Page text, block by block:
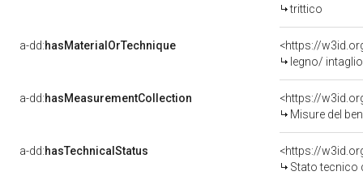
trittico
a-dd:hasMaterialOrTechnique
<https://
legno/
a-dd:hasMeasurementCollection
<https://
Misure del
a-dd:hasTechnicalStatus
<https://
Stato tecnico